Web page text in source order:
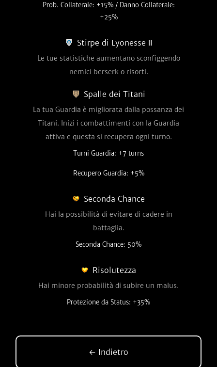
Prob. Collaterale: +15% / Danno Collaterale:
+25%
Stirpe di Lyonesse Ⅱ
Le tue statistiche aumentano sconfiggendo
nemici berserk o risorti.
Spalle dei Titani
La tua Guardia è migliorata dalla possanza dei
Titani. Inizi i combattimenti con la Guardia
attiva e questa si recupera ogni turno.
Turni Guardia: +7 turns
Recupero Guardia: +5%
Seconda Chance
Hai la possibilità di evitare di cadere in
battaglia.
Seconda Chance: 50%
Risolutezza
Hai minore probabilità di subire un malus.
Protezione da Status: +35%
← Indietro